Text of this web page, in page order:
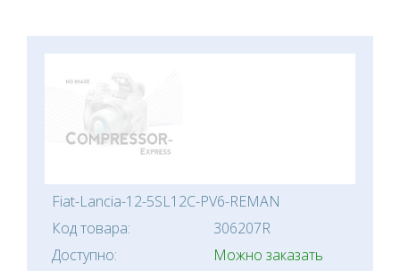
Fiat-Lancia-12-5SL12C-PV6-REMAN
Код товара:
306207R
Доступно:
Можно заказать